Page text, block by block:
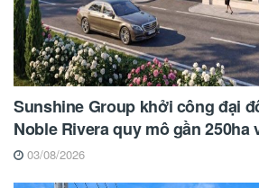
Sunshine Group khởi công đại
Noble Rivera quy mô gần 250ha
03/08/2026